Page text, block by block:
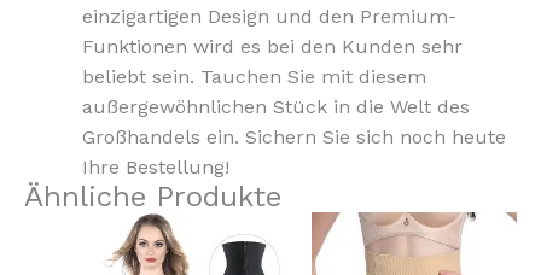
einzigartigen Design und den Premium-
Funktionen wird es bei den Kunden sehr
beliebt sein. Tauchen Sie mit diesem
außergewöhnlichen Stück in die Welt des
Großhandels ein. Sichern Sie sich noch heute
Ihre Bestellung!
Ähnliche Produkte
Dieses
Produkt
Dieses
Produkt